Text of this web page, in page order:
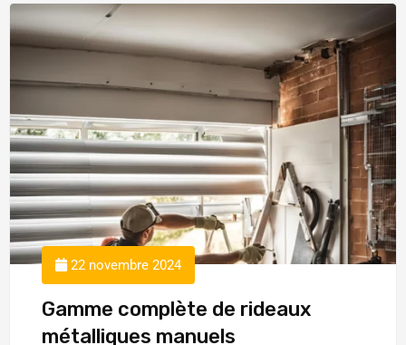
22 novembre 2024
Gamme complète de rideaux
métalliques manuels